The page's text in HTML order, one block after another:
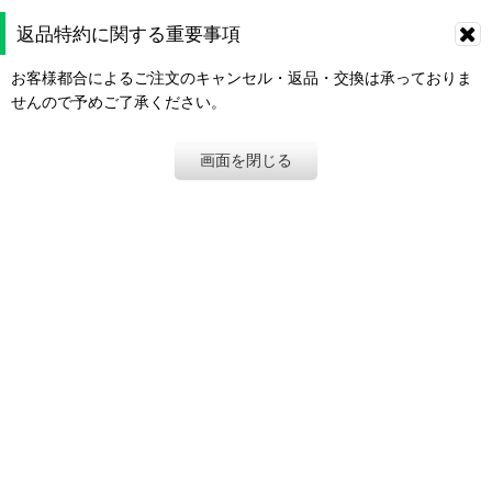
返品特約に関する重要事項
お客様都合によるご注文のキャンセル・返品・交換は承っておりま
せんので予めご了承ください。
画面を閉じる